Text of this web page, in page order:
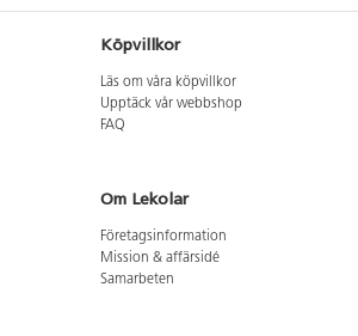
Köpvillkor
Läs om våra köpvillkor
Upptäck vår webbshop
FAQ
Om Lekolar
Företagsinformation
Mission & affärsidé
Samarbeten